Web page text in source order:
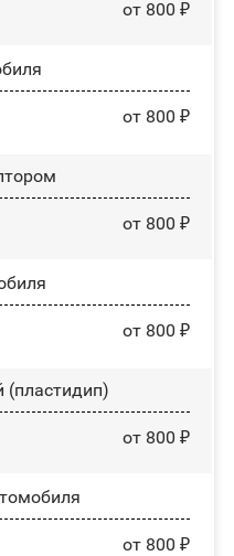
от 800 ₽
от 800 ₽
от 800 ₽
от 800 ₽
(пластидип)
от 800 ₽
от 800 ₽